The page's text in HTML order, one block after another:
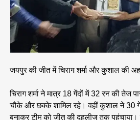
जयपुर की जीत में चिराग शर्मा और कुशाल की
चिराग शर्मा ने मात्र 18 गेंदों में 32 रन की तेज
चौके और छक्के शामिल रहे। वहीं कुशाल ने 30
बनाकर टीम को जीत की दहलीज तक